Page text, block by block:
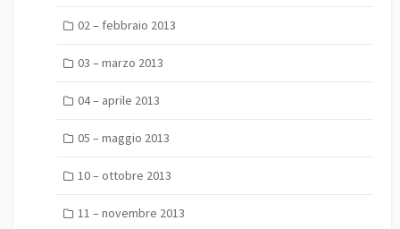
02 – febbraio 2013
03 – marzo 2013
04 – aprile 2013
05 – maggio 2013
10 – ottobre 2013
11 – novembre 2013